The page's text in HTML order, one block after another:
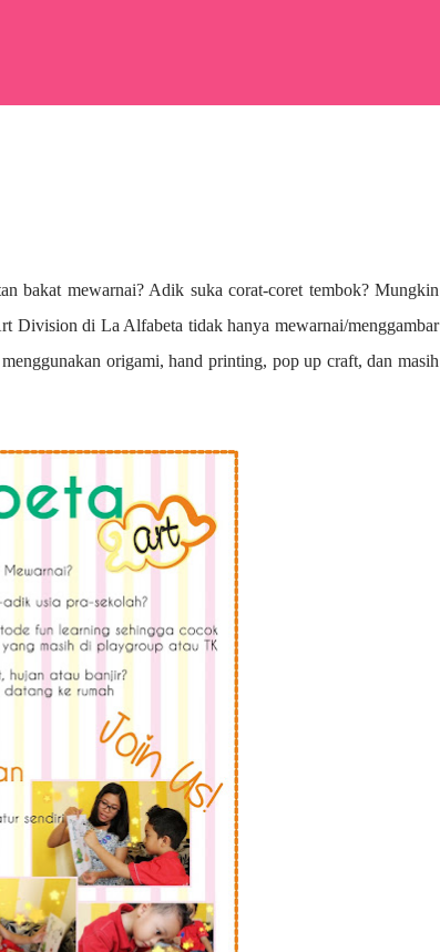
bakat mewarnai? Adik suka corat-coret tembok? Mungkin
Division di La Alfabeta tidak hanya mewarnai/menggambar
origami, hand printing, pop up craft, dan masih